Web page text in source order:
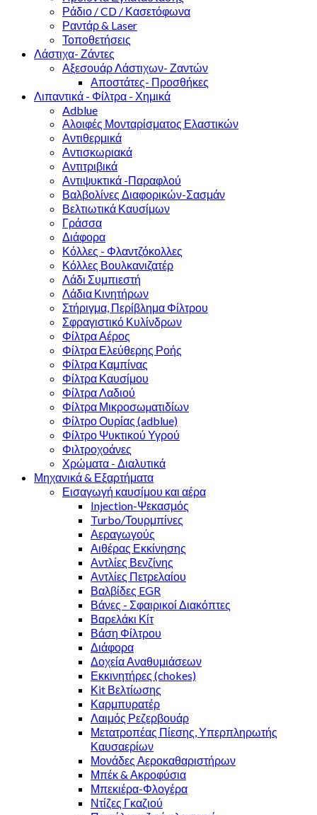
Ράδιο / CD / Κασετόφωνα
Ραντάρ & Laser
Τοποθετήσεις
Λάστιχα- Ζάντες
Αξεσουάρ Λάστιχων- Ζαντών
Αποστάτες- Προσθήκες
Λιπαντικά - Φίλτρα - Χημικά
Adblue
Αλοιφές Μονταρίσματος Ελαστικών
Αντιθερμικά
Αντισκωριακά
Αντιτριβικά
Αντιψυκτικά -Παραφλού
Βαλβολίνες Διαφορικών-Σασμάν
Βελτιωτικά Καυσίμων
Γράσσα
Διάφορα
Κόλλες - Φλαντζόκολλες
Κόλλες Βουλκανιζατέρ
Λάδι Συμπιεστή
Λάδια Κινητήρων
Στήριγμα, Περίβλημα Φίλτρου
Σφραγιστικό Κυλίνδρων
Φίλτρα Αέρος
Φίλτρα Ελεύθερης Ροής
Φίλτρα Καμπίνας
Φίλτρα Καυσίμου
Φίλτρα Λαδιού
Φίλτρα Μικροσωµατιδίων
Φίλτρο Ουρίας (adblue)
Φίλτρο Ψυκτικού Υγρού
Φιλτροχοάνες
Χρώματα - Διαλυτικά
Μηχανικά & Εξαρτήματα
Εισαγωγή καυσίμου και αέρα
Injection-Ψεκασμός
Turbo/Τουρμπίνες
Αεραγωγούς
Αιθέρας Εκκίνησης
Αντλίες Βενζίνης
Αντλίες Πετρελαίου
Βαλβίδες EGR
Βάνες - Σφαιρικοί Διακόπτες
Βαρελάκι Κίτ
Βάση Φίλτρου
Διάφορα
Δοχεία Αναθυμιάσεων
Εκκινητήρες (chokes)
Κit Βελτίωσης
Καρμπυρατέρ
Λαιμός Ρεζερβουάρ
Μετατροπέας Πίεσης, Υπερπληρωτής
Καυσαερίων
Μονάδες Αεροκαθαριστήρων
Μπέκ & Ακροφύσια
Μπεκιέρα-Φλογέρα
Ντίζες Γκαζιού